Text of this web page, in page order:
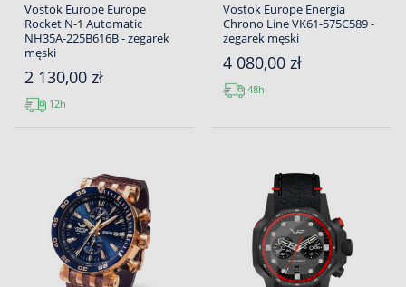
Vostok Europe Europe
Rocket N-1 Automatic
NH35A-225B616B - zegarek
męski
2 130,00 zł
12h
Vostok Europe Energia
Chrono Line VK61-575C589 -
zegarek męski
4 080,00 zł
48h